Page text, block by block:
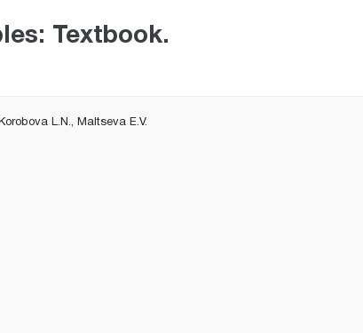
Textbook.
L.N., Maltseva E.V.